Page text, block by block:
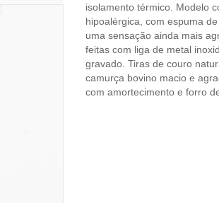
isolamento térmico. Modelo
hipoalérgica, com espuma
uma sensação ainda mais
feitas com liga de metal
gravado. Tiras de couro
camurça bovino macio e
com amortecimento e forro